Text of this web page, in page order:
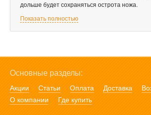
дольше будет сохраняться острота ножа.
Показать полностью
Основные разделы:
Акции Статьи Оплата Доставка
О компании
Где купить